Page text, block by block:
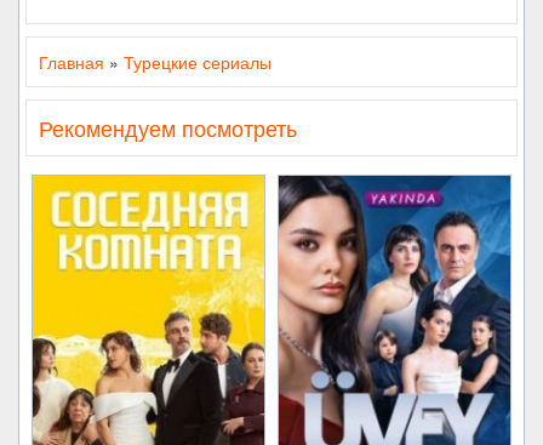
Главная » Турецкие сериалы
Рекомендуем посмотреть